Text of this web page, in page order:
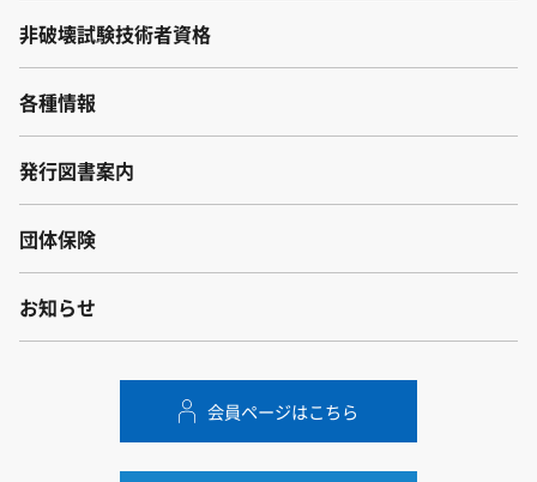
非破壊試験技術者資格
各種情報
発行図書案内
団体保険
お知らせ
会員ページはこちら